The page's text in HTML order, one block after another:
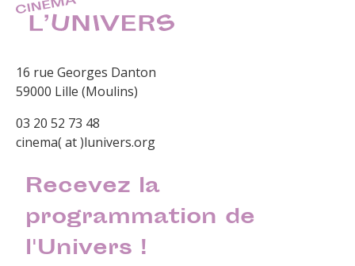
16 rue Georges Danton
59000 Lille (Moulins)
03 20 52 73 48
cinema( at )lunivers.org
Recevez la
programmation de
l'Univers !